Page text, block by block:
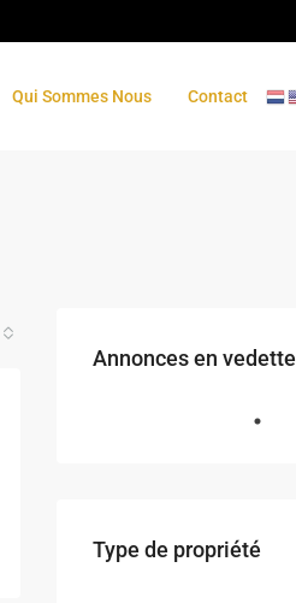
Qui Sommes Nous Contact
Annonces en vedette
Type de propriété